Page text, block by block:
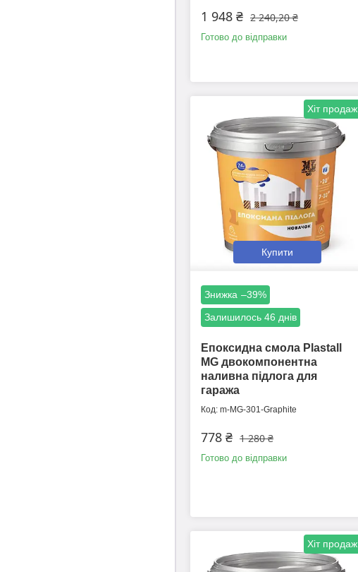
2 240,20 ₴
1 948 ₴
Готово до відправки
Хіт продаж
Купити
–39%
Залишилось 46 днів
Епоксидна смола Plastall
MG двокомпонентна
наливна підлога для
гаража
m-MG-301-Graphite
1 280 ₴
778 ₴
Готово до відправки
Хіт продаж